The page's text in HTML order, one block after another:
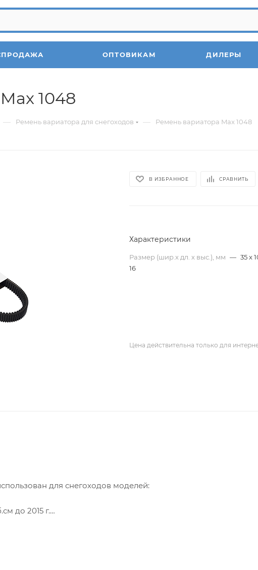
ОПТОВИКАМ ДИЛЕРЫ
1048
— Ремень вариатора для снегоходов — Ремень вариатора Max 1048
В ИЗБРАННОЕ СРАВНИТЬ
Характеристики
Размер (шир.х дл. х выс.), мм — 35 x
16
Цена действительна только для
для снегоходов моделей:
до 2015 г.